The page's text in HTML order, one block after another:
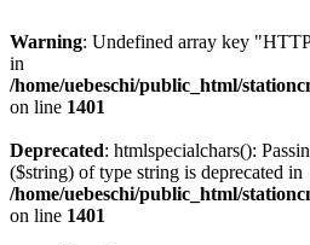
Warning: Undefined array key
in
/home/uebeschi/public_html/
on line 1401
Deprecated: htmlspecialchars():
($string) of type string is deprecated in
/home/uebeschi/public_html/
on line 1401